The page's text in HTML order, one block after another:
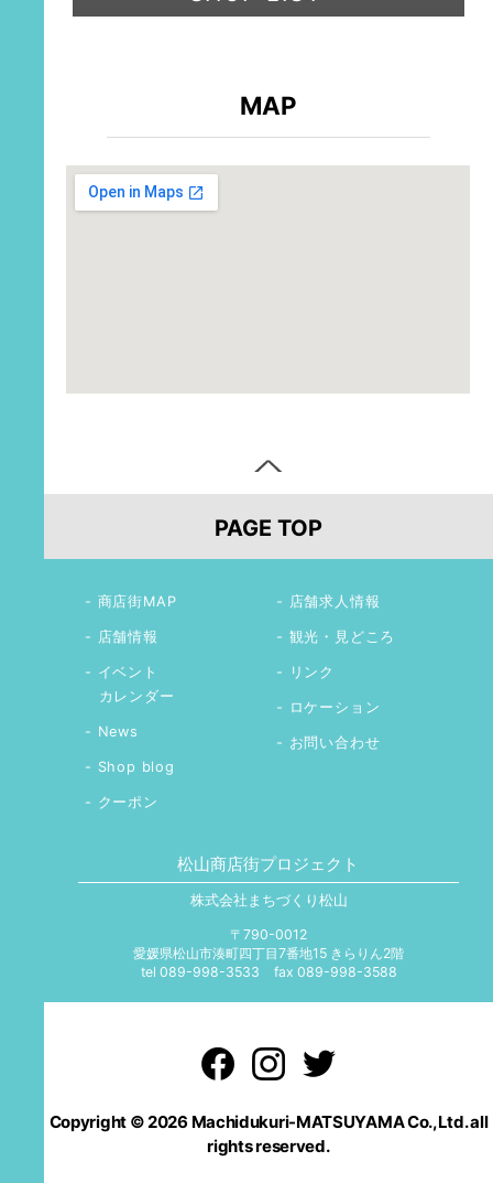
MAP
PAGE TOP
商店街MAP
店舗情報
イベント
カレンダー
News
Shop blog
クーポン
店舗求人情報
観光・見どころ
リンク
ロケーション
お問い合わせ
松山商店街プロジェクト
株式会社まちづくり松山
〒790-0012
愛媛県松山市湊町四丁目7番地15 きらりん2階
tel 089-998-3533
fax 089-998-3588
Copyright © 2026 Machidukuri-MATSUYAMA Co.,Ltd. all
rights reserved.